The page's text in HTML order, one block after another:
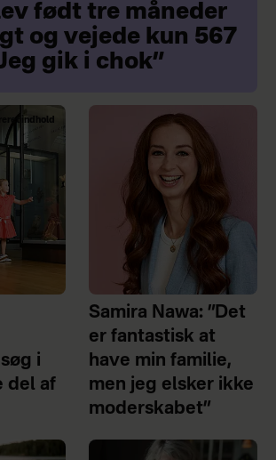
født tre måneder
og vejede kun 567
gik i chok”
indhold
i
del af
Samira Nawa: ”Det
er fantastisk at
have min familie,
men jeg elsker ikke
moderskabet”